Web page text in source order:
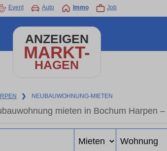
Event Auto Immo Job
ANZEIGEN
MARKT-
HAGEN
❯ NEUBAUWOHNUNG-MIETEN
mieten in Bochum Harpen